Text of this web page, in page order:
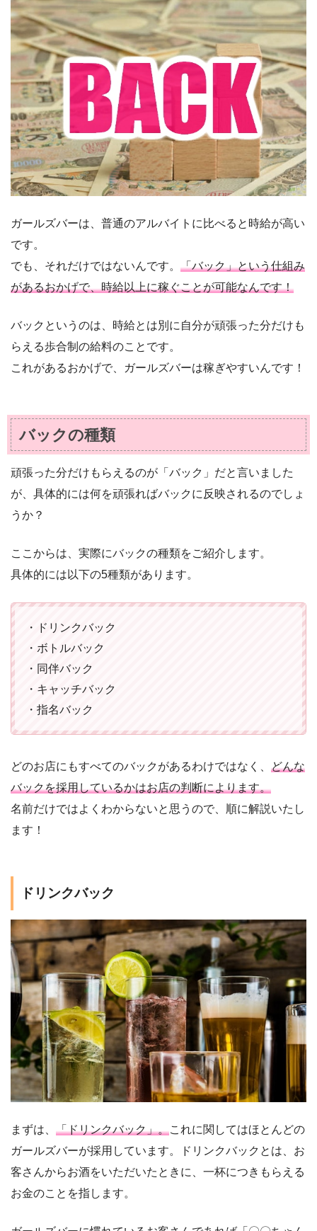
ガールズバーは、普通のアルバイトに比べると時給が高い
です。
でも、それだけではないんです。 「バック」という仕組み
があるおかげで、時給以上に稼ぐことが可能なんです！
バックというのは、時給とは別に自分が頑張った分だけも
らえる歩合制の給料のことです。
これがあるおかげで、ガールズバーは稼ぎやすいんです！
バックの種類
頑張った分だけもらえるのが「バック」だと言いました
が、具体的には何を頑張ればバックに反映されるのでしょ
うか？
ここからは、実際にバックの種類をご紹介します。
具体的には以下の5種類があります。
・ドリンクバック
・ボトルバック
・同伴バック
・キャッチバック
・指名バック
どのお店にもすべてのバックがあるわけではなく、 どんな
バックを採用しているかはお店の判断によります。
名前だけではよくわからないと思うので、順に解説いたし
ます！
ドリンクバック
まずは、 「ドリンクバック」。これに関してはほとんどの
ガールズバーが採用しています。ドリンクバックとは、お
客さんからお酒をいただいたときに、一杯につきもらえる
お金のことを指します。